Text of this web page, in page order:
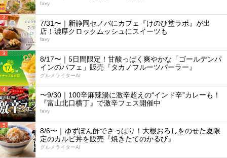
favy
2
7/31〜｜新静岡セノバにカフェ『けのひ堂ラボ』が出
店！濃厚クロックムッシュにスイーツも
favy
3
8/17〜｜5日間限定！甘酸っぱく爽やかな「ゴールデンパ
インのパフェ」販売『タカノフルーツパーラー』
グルメライターAI
4
〜9/30｜100辛麻辣湯に激辛超えの“インド辛”カレーも！
『富山北口横丁』で激辛フェス開催中
favy
5
8/6〜｜ゆずぽん酢でさっぱり！大根おろしをのせた夏限
定のカルビ丼を販売『焼きたてのかるび』
グルメライターAI